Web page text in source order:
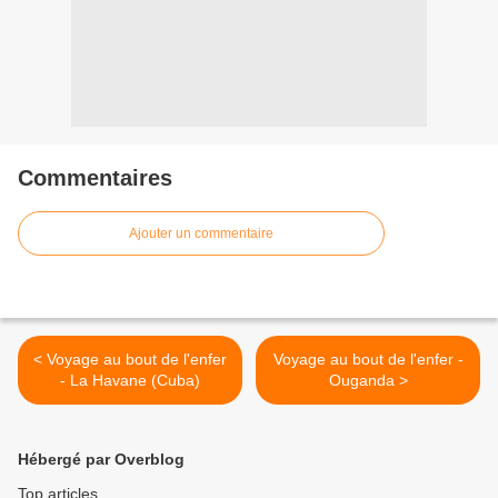
Commentaires
Ajouter un commentaire
< Voyage au bout de l'enfer
- La Havane (Cuba)
Voyage au bout de l'enfer -
Ouganda >
Hébergé par Overblog
Top articles